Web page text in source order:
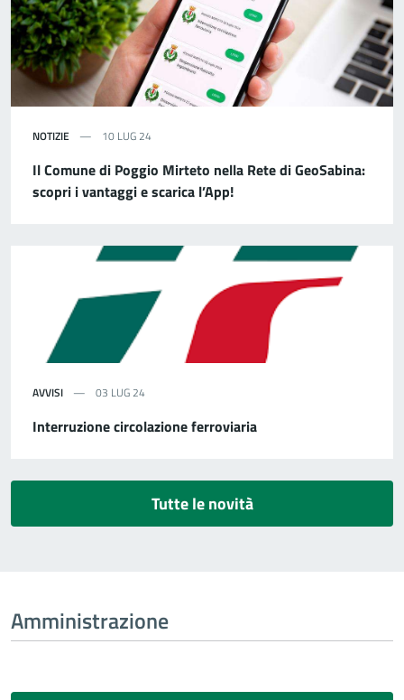
NOTIZIE 10 LUG 24
Il Comune di Poggio Mirteto nella Rete di GeoSabina:
scopri i vantaggi e scarica l’App!
AVVISI 03 LUG 24
Interruzione circolazione ferroviaria
Tutte le novità
Amministrazione